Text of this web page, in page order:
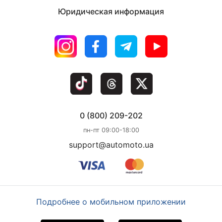
кузове S14 и Nissan 180SX в кузове KRPS13. Обе
соревнованиях. Только SX оснащен мощной турбиной
GREDDY TD05 а вот сильвия без таковой. Тем не менее
они построены на одном шасси и отличаются друг от
характеристиками. Сильвию я использую в
каждодневных городских поездках. Поэтому от нее я
наддув и не трогая электронику в машине я сделал
некоторые изменения в конструкции. Заменил родные
детали на японские тюнинговые от известных японских
брендов. В результате получил прирост в 30 лошадей и
никакого повышенного расхода. Тот же самый
атмосферный двухлитровый рядный 4-х цилиндровый
10-12 литров при мощности в 194 л.с. Масло меняется
Юридическая информация
0 (800) 209-202
пн-пт 09:00-18:00
support@automoto.ua
Подробнее о мобильном приложении